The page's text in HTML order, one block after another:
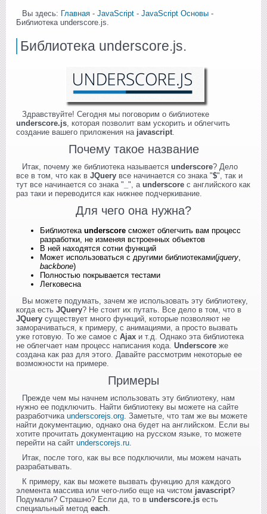
Вы здесь: Главная - JavaScript - JavaScript Основы -
Библиотека underscore.js.
Библиотека underscore.js.
Здравствуйте! Сегодня мы поговорим о библиотеке
underscore.js, которая позволит вам ускорить и облегчить
создание вашего приложения на javascript.
Почему такое название
Итак, почему же библиотека называется underscore? Дело
все в том, что как в JQuery все начинается со знака "$", так и
тут все начинается со знака " ", а underscore с английского как
раз таки и переводится как нижнее подчеркивание.
Для чего она нужна?
Библиотека underscore сможет облегчить вам процесс
разработки, не изменяя встроенных объектов
В ней находятся сотни функций
Может использоваться с другими библиотеками(jquery
backbone)
Полностью покрывается тестами
Легковесна
Вы можете подумать, зачем же использовать эту библиотеку,
когда есть JQuery? Не стоит их путать. Все дело в том, что в
JQuery существует много функций, которые позволяют не
заморачиваться, к примеру, с анимациями, а просто вызвать
уже готовую. То же самое с Ajax и т.д. Однако эта библиотека
не облегчает нам процесс написания кода. Underscore же
создана как раз для этого. Давайте рассмотрим некоторые ее
возможности на примере.
Примеры
Прежде чем мы начнем использовать эту библиотеку, нам
нужно ее подключить. Найти библиотеку вы можете на сайте
разработчика underscorejs.org. Заметьте, что там же вы можете
найти документацию, однако она будет на английском. Если вы
хотите прочитать документацию на русском языке, то можете
перейти на сайт underscorejs.ru.
Итак, после того, как вы все подключили, мы можем начать
разрабатывать.
К примеру, как вы можете вызвать функцию для каждого
элемента массива или чего-либо еще на чистом javascript?
Подумали? Страшно? Если да, то в underscore.js есть
специальный метод each.